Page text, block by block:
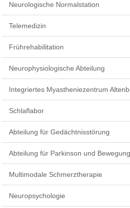
Neurologische Normalstation
Telemedizin
Frührehabilitation
Neurophysiologische Abteilung
Integriertes Myastheniezentrum
Schlaflabor
Abteilung für Gedächtnisstörung
Abteilung für Parkinson und
Multimodale Schmerztherapie
Neuropsychologie